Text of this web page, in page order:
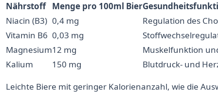
Nährstoff Menge pro 100ml Bier
Niacin (B3) 0,4 mg
Regulation des
Vitamin B6 0,03 mg
Magnesium12 mg
Muskelfunktion
Kalium
150 mg
Blutdruck- und
Leichte Biere mit geringer Kalorienanzahl, wie die